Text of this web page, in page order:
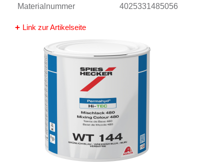
Materialnummer 4025331485056
Link zur Artikelseite